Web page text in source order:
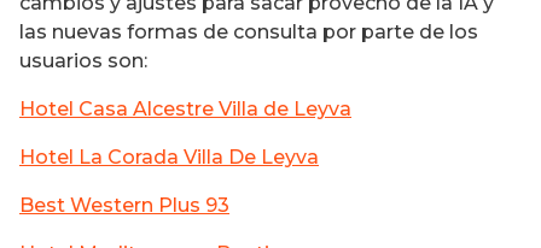
las nuevas formas de consulta por parte de los
usuarios son:
Hotel Casa Alcestre Villa de Leyva
Hotel La Corada Villa De Leyva
Best Western Plus 93